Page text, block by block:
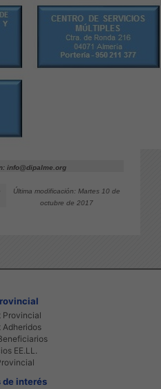
info@dipalme.org
Última modificación: Martes 10 de
octubre de 2017
Provincial
Adheridos
EE.LL.
de interés